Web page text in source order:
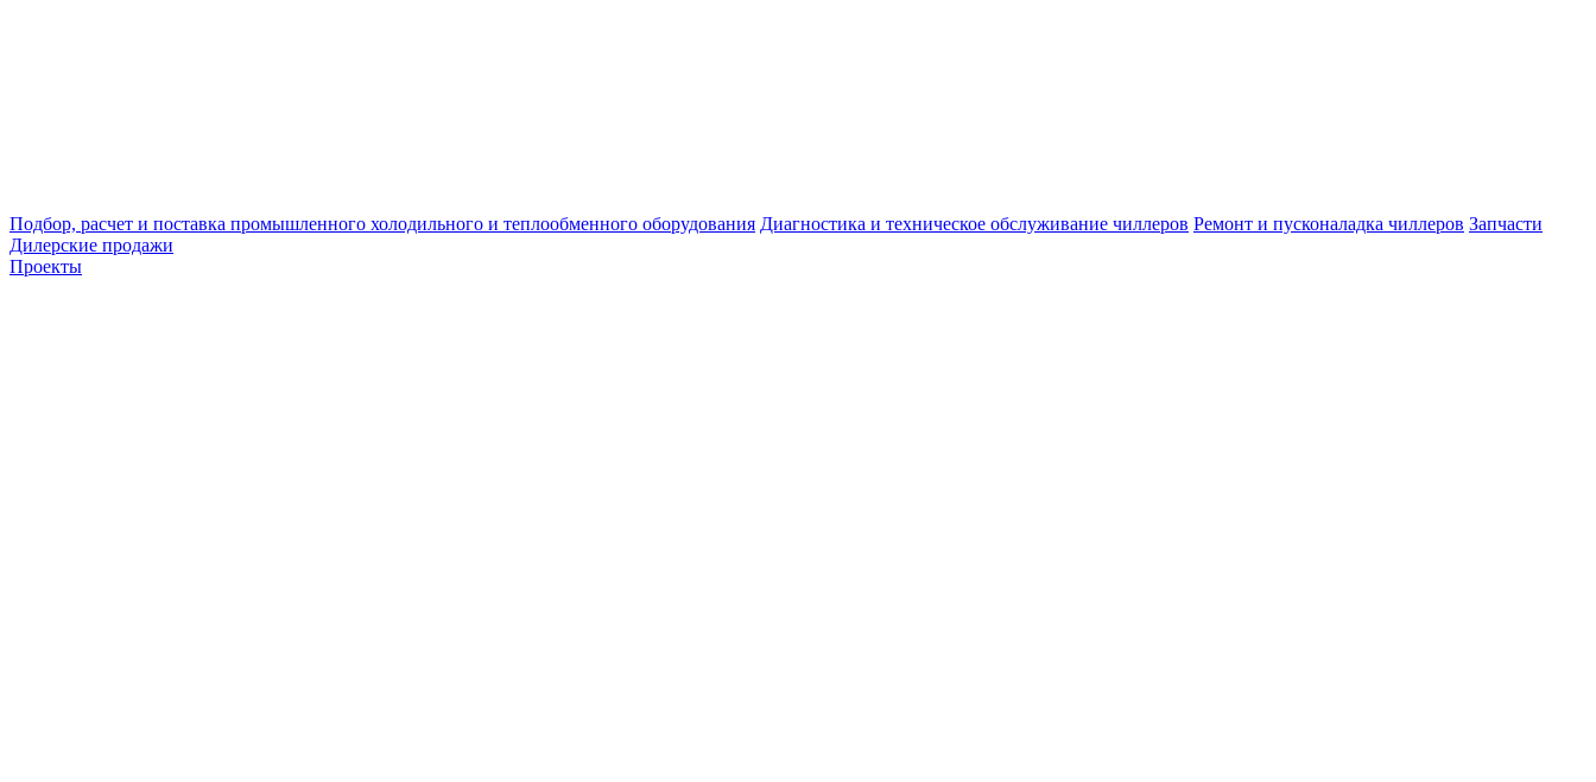
Подбор, расчет и поставка промышленного холодильного и теплообменного оборудования Диагностика и техническое обслуживание чиллеров Ремонт и пусконаладка чиллеров Запчасти
Дилерские продажи
Проекты